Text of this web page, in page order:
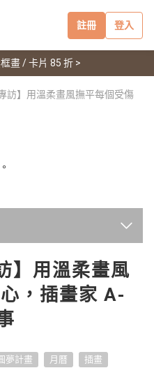
註冊 登入
畫 / 卡片 85 折 >
訪】用溫柔畫風撫平每個受傷
】用溫柔畫風
，插畫家 A-
夢計畫 月曆
插畫